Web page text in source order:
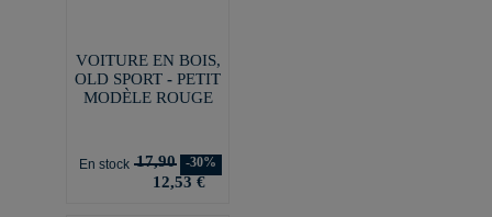
VOITURE EN BOIS,
OLD SPORT - PETIT
MODÈLE ROUGE
En stock 17,90 -30%
12,53 €